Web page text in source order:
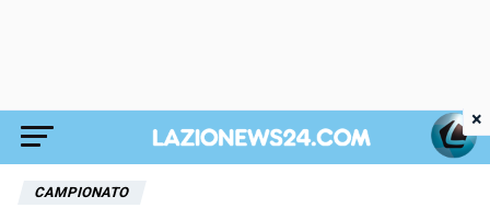
CAMPIONATO
×